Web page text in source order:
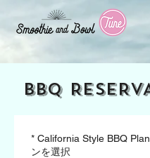
BBQ
* California Style BBQ
ンを選択